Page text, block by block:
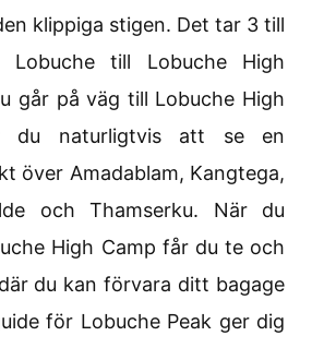
klippiga stigen. Det tar 3 till
till Lobuche High
går på väg till Lobuche High
du naturligtvis att se en
över Amadablam, Kangtega,
och Thamserku. När du
High Camp får du te och
du kan förvara ditt bagage
för Lobuche Peak ger dig